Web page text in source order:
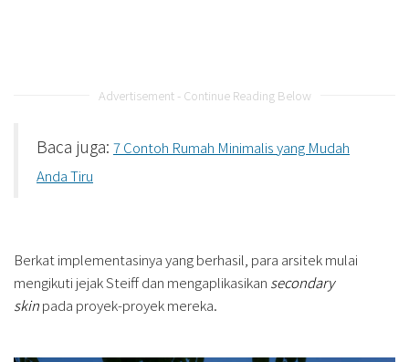
Advertisement - Continue Reading Below
Baca juga: 7 Contoh Rumah Minimalis yang Mudah
Anda Tiru
Berkat implementasinya yang berhasil, para arsitek mulai
mengikuti jejak Steiff dan mengaplikasikan secondary
skinpada proyek-proyek mereka.